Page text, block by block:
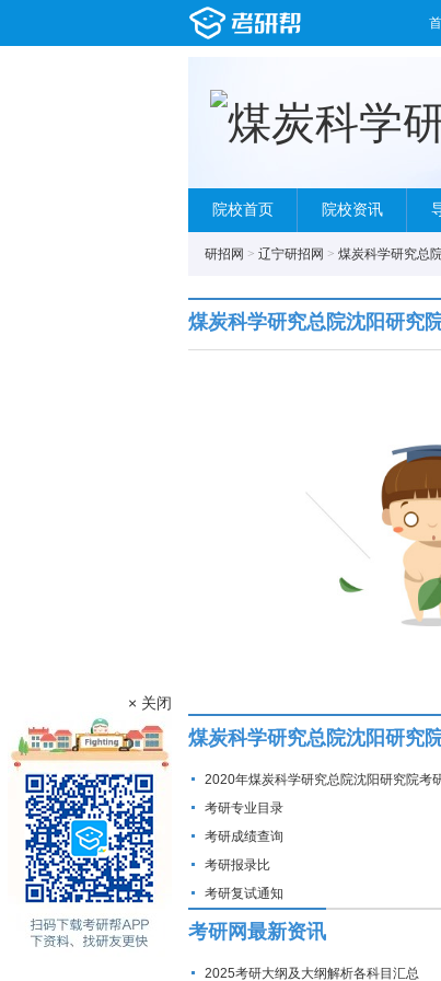
院校首页 院校资讯
研招网 > 辽宁研招网 > 煤炭科学研究总
煤炭科学研究总院沈阳研究
煤炭科学研究总院沈阳研究
2020年煤炭科学研究总院沈阳研究院考
考研专业目录
考研成绩查询
考研报录比
考研复试通知
考研网最新资讯
2025考研大纲及大纲解析各科目汇总
× 关闭